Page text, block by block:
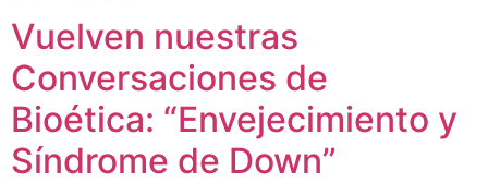
Vuelven nuestras
Conversaciones de
Bioética: “Envejecimiento y
Síndrome de Down”